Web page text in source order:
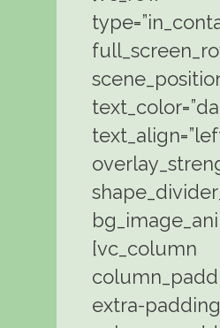
[vc_column
extra-